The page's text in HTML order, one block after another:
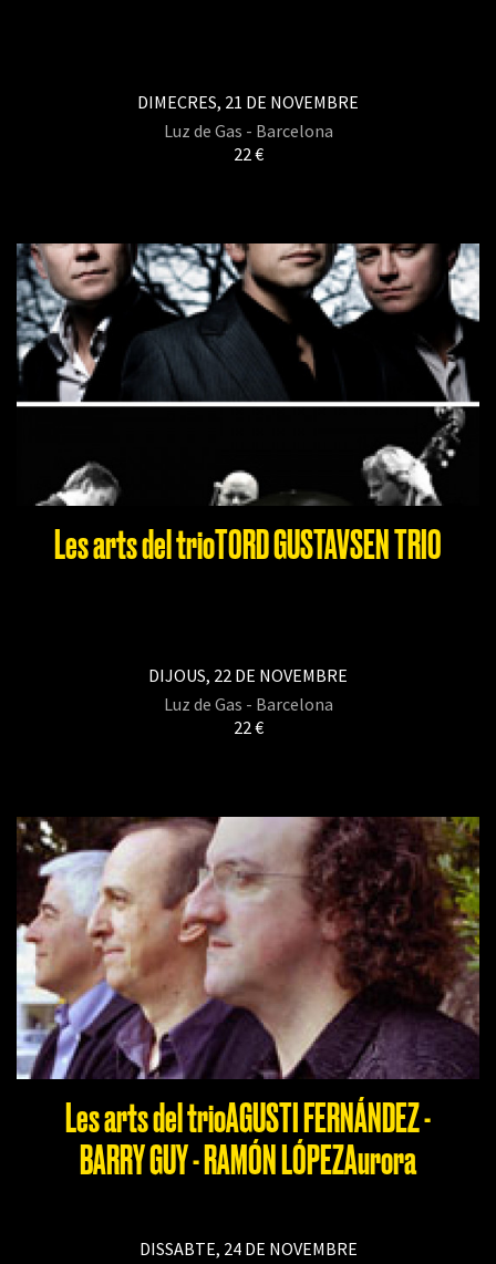
DIMECRES, 21 DE NOVEMBRE
Luz de Gas - Barcelona
22 €
Les arts del trioTORD GUSTAVSEN TRIO
DIJOUS, 22 DE NOVEMBRE
Luz de Gas - Barcelona
22 €
Les arts del trioAGUSTI FERNÁNDEZ -
BARRY GUY - RAMÓN LÓPEZAurora
DISSABTE, 24 DE NOVEMBRE